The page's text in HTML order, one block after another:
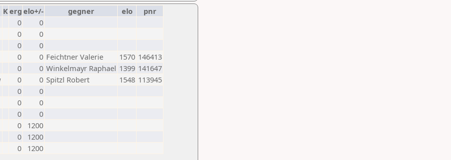
Kerg elo+/- gegner elo
pnr
0
0
0
0
0
0
0 0 Feichtner Valerie 1570 146413
0 0 Winkelmayr Raphael 1399 141647
0 0 Spitzl Robert 1548 113945
0
0
0
0
0
0
0
1200
0
1200
0
1200